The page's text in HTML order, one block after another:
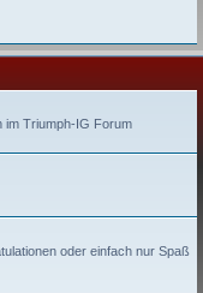
im Triumph-IG Forum
oder einfach nur Spaß